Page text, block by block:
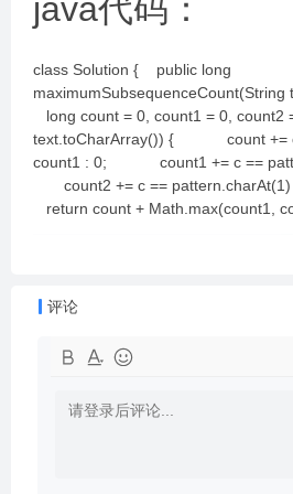
java代码：
class Solution { public long
long count = 0, count1 = 0,
text.toCharArray()) { count += c
count1 : 0; count1 += c ==
count2 += c ==
return count + Math.max(count1,
评论